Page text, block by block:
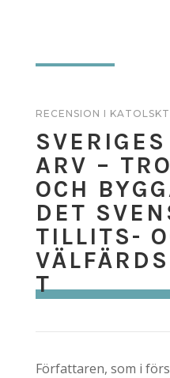
RECENSION I
ARV –
OCH
DET
TILLITS-
T
Författaren, som i